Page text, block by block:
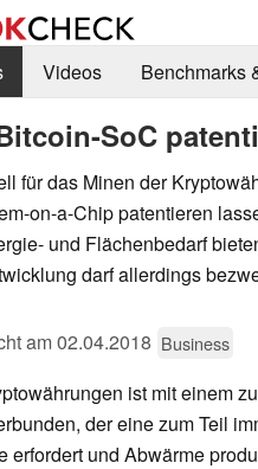
Videos Benchmarks
SoC
für das Minen der
on-a-Chip patentieren
und Flächenbedarf
darf allerdings
am02.04.2018 Business
ist mit einem
der eine zum Teil
erfordert und Abwärme